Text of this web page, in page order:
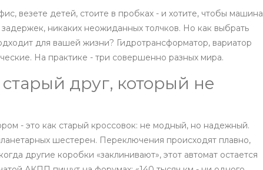
везете детей, стоите в пробках - и хотите, чтобы машина
никаких неожиданных толчков. Но как выбрать
для вашей жизни? Гидротрансформатор, вариатор
На практике - три совершенно разных мира.
друг, который не
- это как старый кроссовок: не модный, но надежный.
шестерен. Переключения происходят плавно,
другие коробки «заклинивают», этот автомат остается